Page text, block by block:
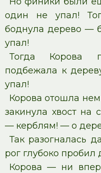
один не упал!
боднула дерево —
упал!
Тогда Корова
подбежала к
упал!
Корова отошла
закинула хвост на
— керблям! — о
Так разогналась
рог глубоко пробил
Корова — ни